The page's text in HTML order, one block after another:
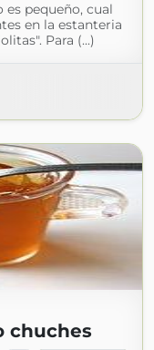
pequeño, cual
en la estanteria
Para (...)
chuches